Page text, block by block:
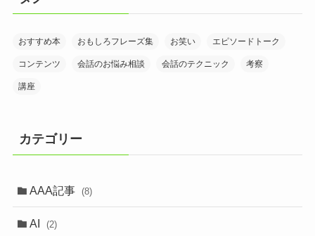
おすすめ本 おもしろフレーズ集 お笑い エピソードトーク
コンテンツ 会話のお悩み相談 会話のテクニック 考察
講座
カテゴリー
AAA記事 (8)
AI (2)